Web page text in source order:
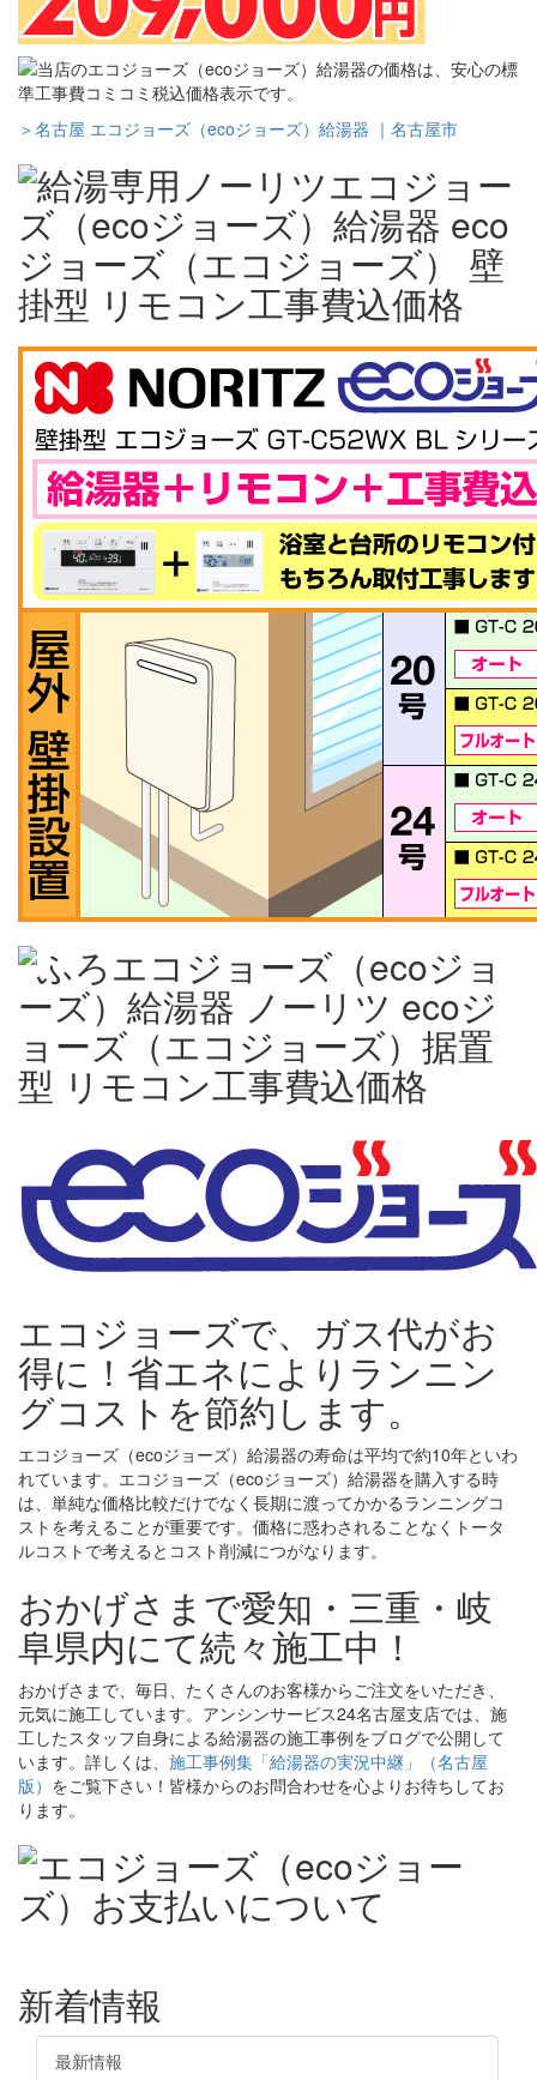
＞名古屋 エコジョーズ（ecoジョーズ）給湯器 ｜名古屋市
エコジョーズで、ガス代がお
得に！省エネによりランニン
グコストを節約します。
エコジョーズ（ecoジョーズ）給湯器の寿命は平均で約10年といわ
れています。エコジョーズ（ecoジョーズ）給湯器を購入する時
は、単純な価格比較だけでなく長期に渡ってかかるランニングコ
ストを考えることが重要です。価格に惑わされることなくトータ
ルコストで考えるとコスト削減につがなります。
おかげさまで愛知・三重・岐
阜県内にて続々施工中！
おかげさまで、毎日、たくさんのお客様からご注文をいただき、
元気に施工しています。アンシンサービス24名古屋支店では、施
工したスタッフ自身による給湯器の施工事例をブログで公開して
います。詳しくは、 施工事例集「給湯器の実況中継」（名古屋
版） をご覧下さい！皆様からのお問合わせを心よりお待ちしてお
ります。
新着情報
最新情報